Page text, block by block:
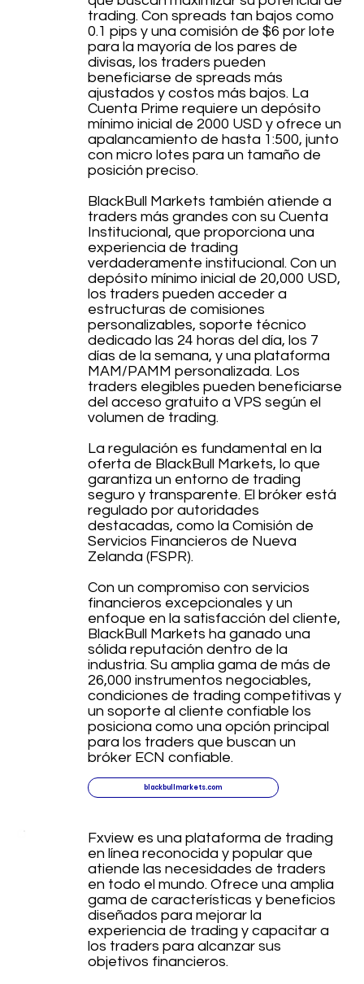
trading. Con spreads tan bajos como
0.1 pips y una comisión de $6 por lote
para la mayoría de los pares de
divisas, los traders pueden
beneficiarse de spreads más
ajustados y costos más bajos. La
Cuenta Prime requiere un depósito
mínimo inicial de 2000 USD y ofrece un
apalancamiento de hasta 1:500, junto
con micro lotes para un tamaño de
posición preciso.
BlackBull Markets también atiende a
traders más grandes con su Cuenta
Institucional, que proporciona una
experiencia de trading
verdaderamente institucional. Con un
depósito mínimo inicial de 20,000 USD,
los traders pueden acceder a
estructuras de comisiones
personalizables, soporte técnico
dedicado las 24 horas del día, los 7
días de la semana, y una plataforma
MAM/PAMM personalizada. Los
traders elegibles pueden beneficiarse
del acceso gratuito a VPS según el
volumen de trading.
La regulación es fundamental en la
oferta de BlackBull Markets, lo que
garantiza un entorno de trading
seguro y transparente. El bróker está
regulado por autoridades
destacadas, como la Comisión de
Servicios Financieros de Nueva
Zelanda (FSPR).
Con un compromiso con servicios
financieros excepcionales y un
enfoque en la satisfacción del cliente,
BlackBull Markets ha ganado una
sólida reputación dentro de la
industria. Su amplia gama de más de
26,000 instrumentos negociables,
condiciones de trading competitivas y
un soporte al cliente confiable los
posiciona como una opción principal
para los traders que buscan un
bróker ECN confiable.
blackbullmarkets.com
Fxview es una plataforma de trading
en línea reconocida y popular que
atiende las necesidades de traders
en todo el mundo. Ofrece una amplia
gama de características y beneficios
diseñados para mejorar la
experiencia de trading y capacitar a
los traders para alcanzar sus
objetivos financieros.